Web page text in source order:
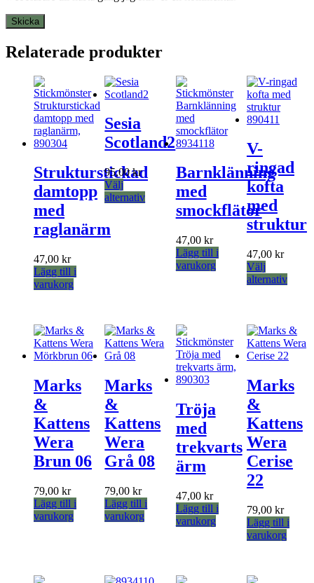
Relaterade produkter
Strukturstickad
damtopp
med
raglanärm
47,00 kr
Lägg till i
varukorg
Sesia
Scotland2
95,00kr
Välj
alternativDen
produkten
varianter.
på
produktsidan
Barnklänning
med
smockflätor
47,00 kr
Lägg till i
varukorg
V-
ringad
kofta
med
struktur
47,00 kr
Välj
alternativDen
flera
De
kan
Marks
&
Kattens
Wera
Brun 06
79,00 kr
Lägg till i
varukorg
Marks
&
Kattens
Wera
Grå 08
79,00kr
Lägg till i
varukorg
Tröja
med
trekvarts
ärm
47,00 kr
Lägg till i
varukorg
Marks
&
Kattens
Wera
Cerise
22
79,00 kr
Lägg till i
varukorg